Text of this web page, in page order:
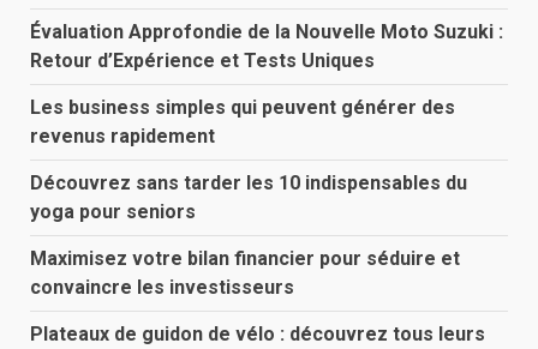
Évaluation Approfondie de la Nouvelle Moto Suzuki :
Retour d’Expérience et Tests Uniques
Les business simples qui peuvent générer des
revenus rapidement
Découvrez sans tarder les 10 indispensables du
yoga pour seniors
Maximisez votre bilan financier pour séduire et
convaincre les investisseurs
Plateaux de guidon de vélo : découvrez tous leurs